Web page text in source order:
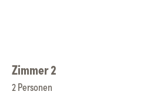
Zimmer 2
2 Personen